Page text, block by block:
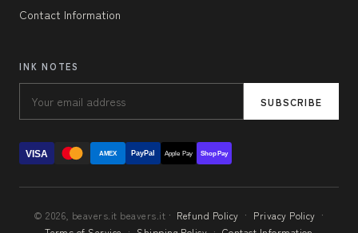
Contact Information
INK NOTES
SUBSCRIBE
VISA AMEX PayPal Apple Pay Shop Pay
© 2026, beavers.it beavers.it · Refund Policy · Privacy Policy ·